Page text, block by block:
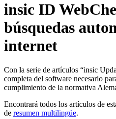
insic ID
búsquedas
internet
Con la serie de artículos “insic
completa del software necesario
cumplimiento de la normativa
Encontrará todos los artículos de
de resumen multilingüe.